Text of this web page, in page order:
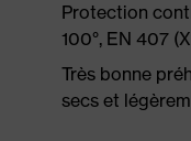
Protection
100°, EN 407
Très bonne
secs et